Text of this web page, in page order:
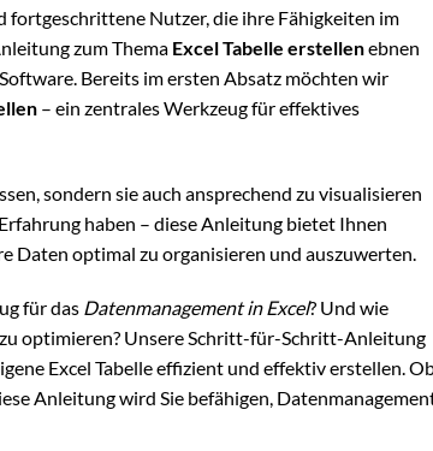
fortgeschrittene Nutzer, die ihre Fähigkeiten im
zum Thema Excel Tabelle erstellenebnen
Bereits im ersten Absatz möchten wir
– ein zentrales Werkzeug für effektives
sondern sie auch ansprechend zu visualisieren
haben – diese Anleitung bietet Ihnen
optimal zu organisieren und auszuwerten.
für das Datenmanagement in Excel? Und wie
optimieren? Unsere Schritt-für-Schritt-Anleitung
Excel Tabelle effizient und effektiv erstellen.
Anleitung wird Sie befähigen,